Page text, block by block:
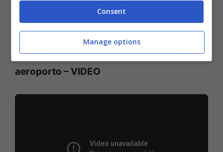
denuncia. Intanto sulla vicenda è rimasto
fitto il mistero.
Un altro caso di una donna che sparisce in
aeroporto – VIDEO
Consent
Manage options